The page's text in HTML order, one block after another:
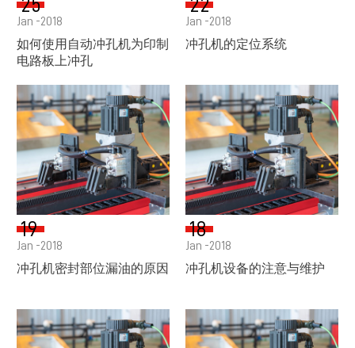
25
Jan -2018
如何使用自动冲孔机为印制
电路板上冲孔
22
Jan -2018
冲孔机的定位系统
19
Jan -2018
冲孔机密封部位漏油的原因
18
Jan -2018
冲孔机设备的注意与维护